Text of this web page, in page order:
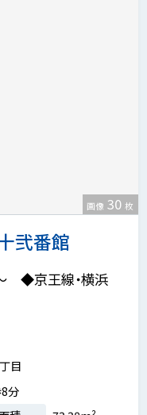
弐番館
画像 30 枚
◆京王線・横浜
目
8分